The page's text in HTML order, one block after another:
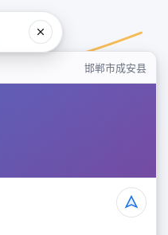
邯郸市成安县